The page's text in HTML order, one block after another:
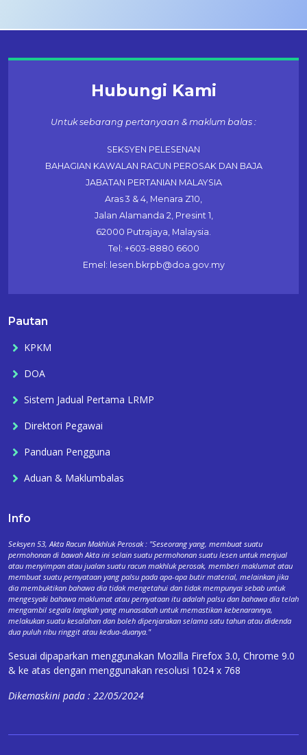
Hubungi Kami
Untuk sebarang pertanyaan & maklum balas :
SEKSYEN PELESENAN
BAHAGIAN KAWALAN RACUN PEROSAK DAN BAJA
JABATAN PERTANIAN MALAYSIA
Aras 3 & 4, Menara Z10,
Jalan Alamanda 2, Presint 1,
62000 Putrajaya, Malaysia.
Tel: +603-8880 6600
Emel: lesen.bkrpb@doa.gov.my
Pautan
KPKM
DOA
Sistem Jadual Pertama LRMP
Direktori Pegawai
Panduan Pengguna
Aduan & Maklumbalas
Info
Seksyen 53, Akta Racun Makhluk Perosak : "Seseorang yang, membuat suatu
permohonan di bawah Akta ini selain suatu permohonan suatu lesen untuk menjual
atau menyimpan atau jualan suatu racun makhluk perosak, memberi maklumat atau
membuat suatu pernyataan yang palsu pada apa-apa butir material, melainkan jika
dia membuktikan bahawa dia tidak mengetahui dan tidak mempunyai sebab untuk
mengesyaki bahawa maklumat atau pernyataan itu adalah palsu dan bahawa dia telah
mengambil segala langkah yang munasabah untuk memastikan kebenarannya,
melakukan suatu kesalahan dan boleh dipenjarakan selama satu tahun atau didenda
dua puluh ribu ringgit atau kedua-duanya."
Sesuai dipaparkan menggunakan Mozilla Firefox 3.0, Chrome 9.0
& ke atas dengan menggunakan resolusi 1024 x 768
Dikemaskini pada : 22/05/2024